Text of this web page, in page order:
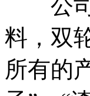
公司
料，双
所有的